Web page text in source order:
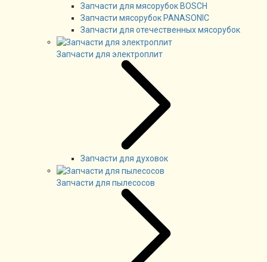
Запчасти для мясорубок BOSCH
Запчасти мясорубок PANASONIC
Запчасти для отечественных мясорубок
Запчасти для электроплит
Запчасти для духовок
Запчасти для пылесосов